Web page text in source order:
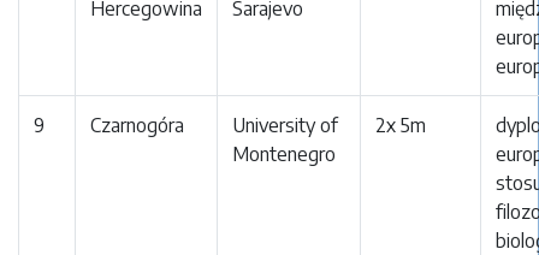
Hercegowina
Sarajevo
9 Czarnogóra
University of
Montenegro
2x 5m